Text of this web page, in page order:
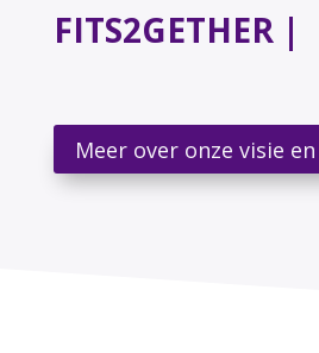
FITS2GETHER
Meer over onze visie